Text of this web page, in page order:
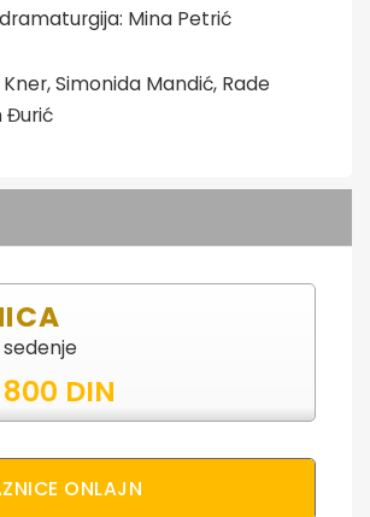
Mina Petrić
Simonida Mandić, Rade
Đurić
DIN
ONLAJN